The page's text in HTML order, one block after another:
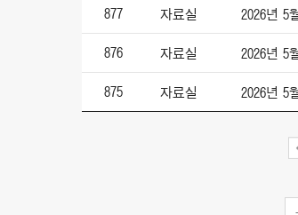
877 자료실 2026년 5
876 자료실 2026년 5
875 자료실 2026년 5